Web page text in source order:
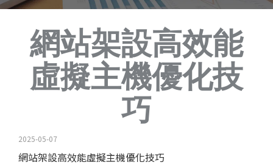
網站架設高效能
虛擬主機優化技
巧
2025-05-07
網站架設高效能虛擬主機優化技巧